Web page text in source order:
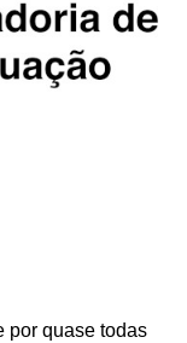
por quase todas